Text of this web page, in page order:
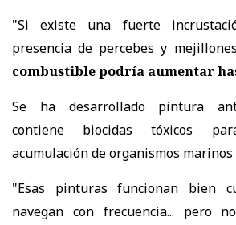
"Si existe una fuerte
presencia de percebes y
combustible podría aumentar
Se ha desarrollado pintura
contiene biocidas tóxicos
acumulación de organismos marinos
"Esas pinturas funcionan bien
navegan con frecuencia... pero